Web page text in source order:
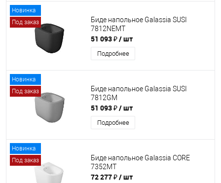
Новинка
Под заказ
Биде напольное Galassia SUSI
7812NEMT
51 093 ₽/ шт
Подробнее
Новинка
Под заказ
Биде напольное Galassia SUSI
7812GM
51 093 ₽/ шт
Подробнее
Новинка
Под заказ
Биде напольное Galassia CORE
7352MT
72 277 ₽/ шт